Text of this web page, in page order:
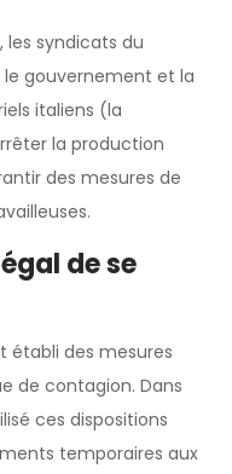
les syndicats du
gouvernement et la
italiens (la
la production
des mesures de
de se
établi des mesures
de contagion. Dans
ces dispositions
temporaires aux